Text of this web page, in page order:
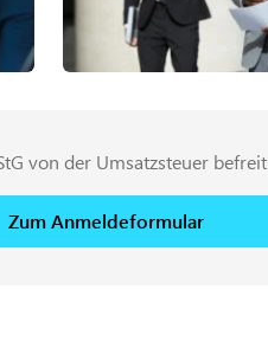
von der Umsatzsteuer befreit
Zum Anmeldeformular